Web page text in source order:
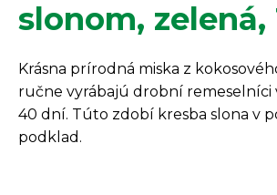
slonom, zelená,
Krásna prírodná miska z
ručne vyrábajú drobní remeselníci
40 dní. Túto zdobí kresba slona v
podklad.
o
p
o
t
r
e
b